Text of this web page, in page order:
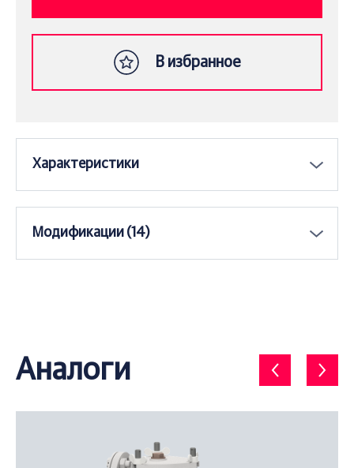
В избранное
Характеристики
Модификации (14)
Аналоги